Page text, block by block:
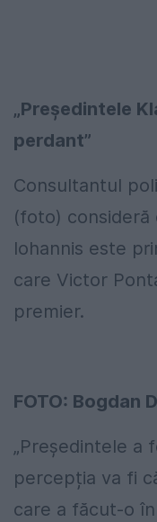
„Președintele
perdant”
Consultantul
(foto) consideră
Iohannis este
care Victor
premier.
FOTO: Bogdan
„Președintele a
percepția va fi
care a făcut-o